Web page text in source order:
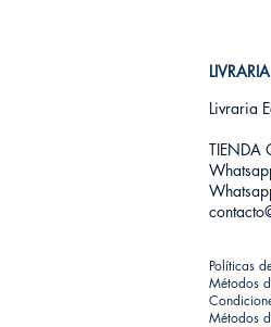
Livraria
TIENDA
Políticas
Métodos
Métodos